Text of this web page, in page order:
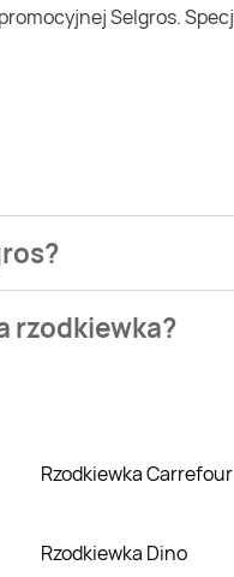
rzodkiewka?
Rzodkiewka Carrefour
Rzodkiewka Dino